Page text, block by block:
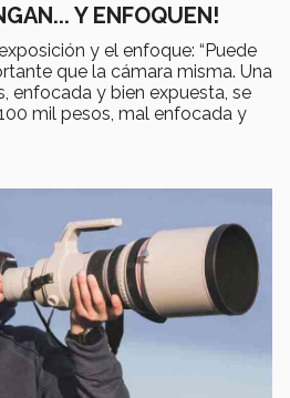
Y ENFOQUEN!
y el enfoque: “Puede
que la cámara misma. Una
enfocada y bien expuesta, se
mil pesos, mal enfocada y